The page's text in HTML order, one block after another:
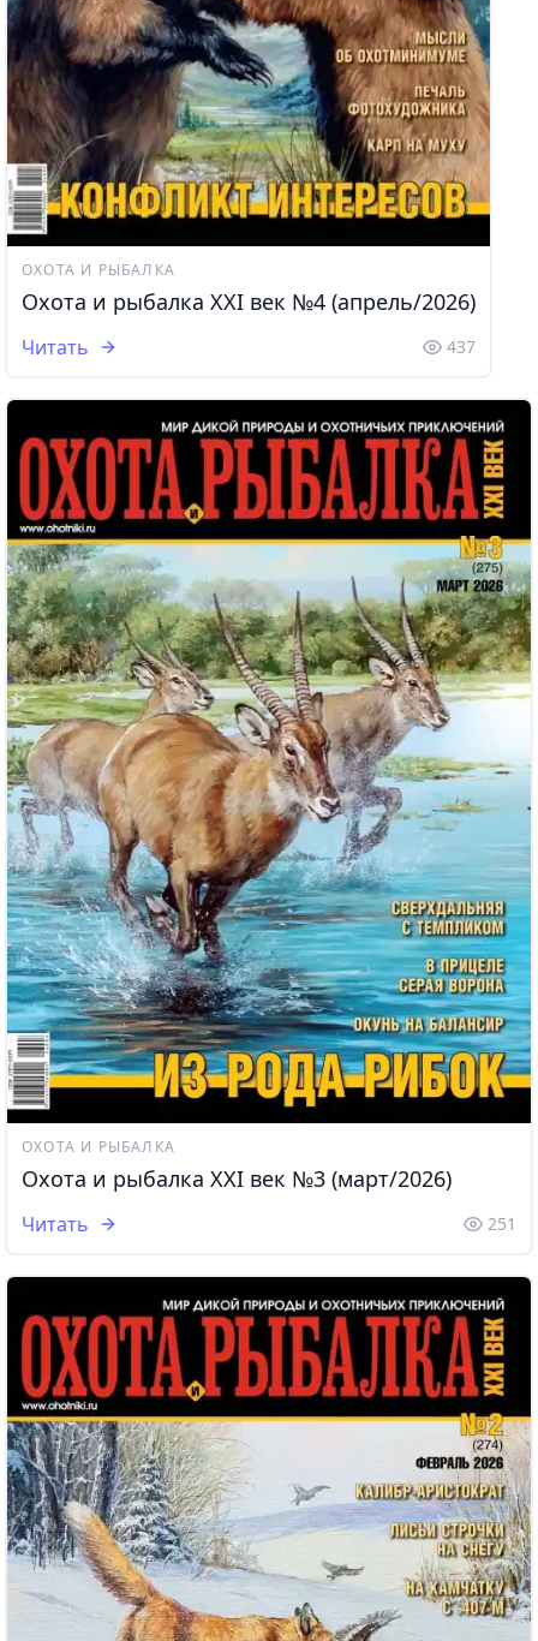
ОХОТА И РЫБАЛКА
Охота и рыбалка XXI век №4 (апрель/2026)
Читать 437
ОХОТА И РЫБАЛКА
Охота и рыбалка XXI век №3 (март/2026)
Читать 251